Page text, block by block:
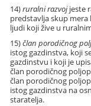
14)ruralni razvojjeste
predstavlja skup
ljudi koji žive u
15)član porodičnog
istog gazdinstva, koji
gazdinstvu i koji je
član porodičnog
član porodičnog
istog gazdinstva na
staratelja.